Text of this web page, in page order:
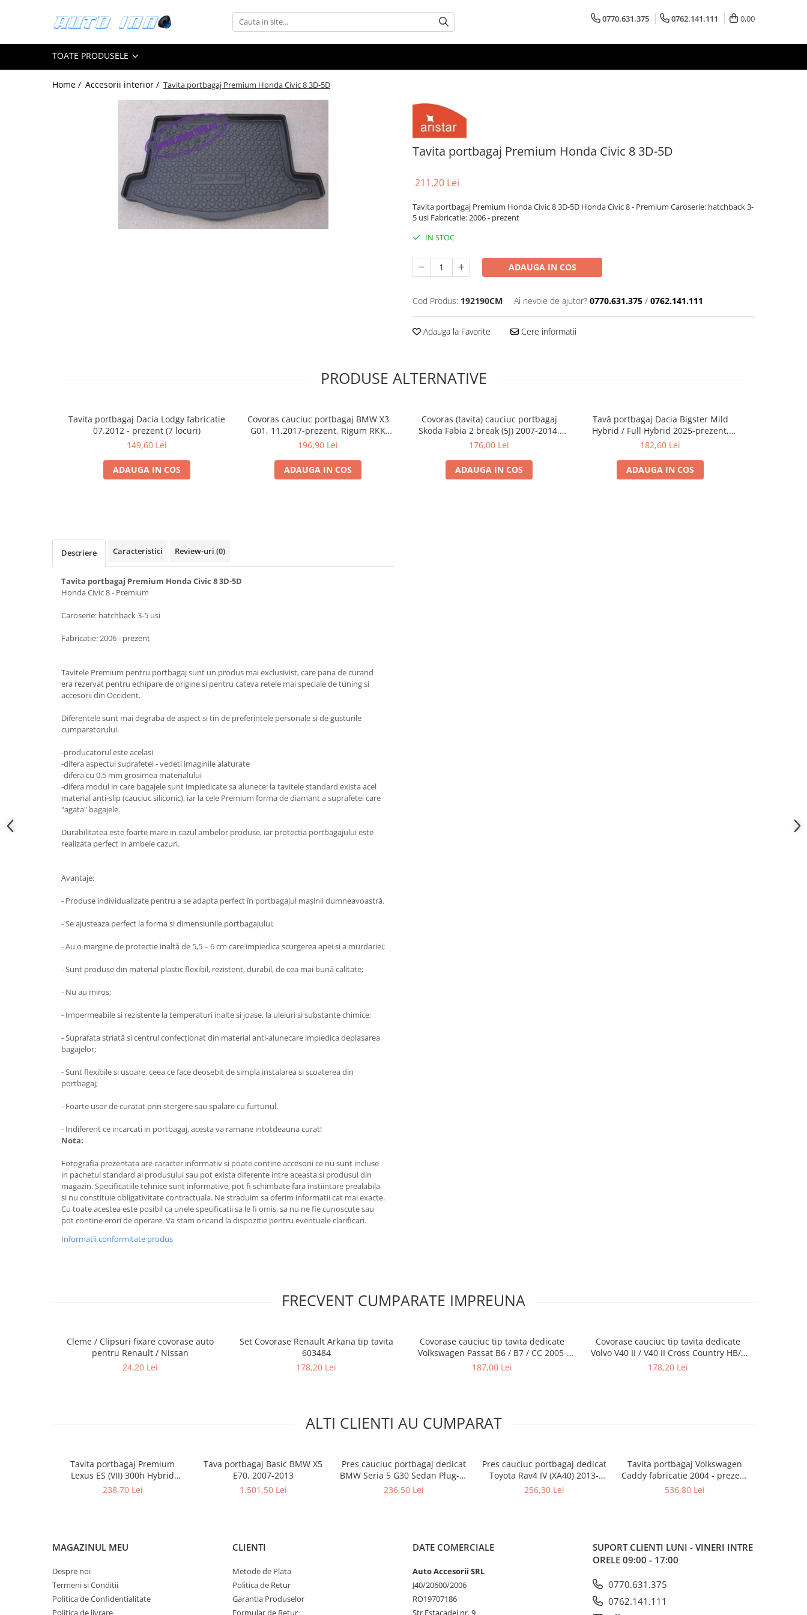
Accesorii interior
Conectori Difuzoare
Difuzoare, boxe auto coaxiale
Difuzoare-Sisteme / Componente
Electrice, Electronice Auto
Accesorii alarme auto
Alarme auto Alarme masina
Senzori parcare auto
Echipamente atelier
Instrumente Atelier
Set clipsuri auto de plastic
Amortizoare hayon
Incalzire scaune
Stergatoare auto
Paravanturi auto
Lumini ambientale
0770.631.375 0762.141.111 0,00
TOATE PRODUSELE
Home / Accesorii interior / Tavita portbagaj Premium Honda Civic 8 3D-5D
Tavita portbagaj Premium Honda Civic 8 3D-5D
211,20 Lei
Tavita portbagaj Premium Honda Civic 8 3D-5D Honda Civic 8 - Premium Caroserie: hatchback 3-
5 usi Fabricatie: 2006 - prezent
IN STOC
ADAUGA IN COS
Cod Produs: 192190CM Ai nevoie de ajutor? 0770.631.375 / 0762.141.111
Adauga la Favorite Cere informatii
PRODUSE ALTERNATIVE
Tavita portbagaj Dacia Lodgy fabricatie
07.2012 - prezent (7 locuri)
149,60 Lei
ADAUGA IN COS
Covoras cauciuc portbagaj BMW X3
G01, 11.2017-prezent, Rigum RKK
Cehia
196,90 Lei
ADAUGA IN COS
Covoras (tavita) cauciuc portbagaj
Skoda Fabia 2 break (5J) 2007-2014,
Rigum RKK
176,00 Lei
ADAUGA IN COS
Tavă portbagaj Dacia Bigster Mild
Hybrid / Full Hybrid 2025-prezent,
Guardliner™ Aristar (portbagaj mai
182,60 Lei
ADAUGA IN COS
Descriere Caracteristici Review-uri (0)
Tavita portbagaj Premium Honda Civic 8 3D-5D
Honda Civic 8 - Premium
Caroserie: hatchback 3-5 usi
Fabricatie: 2006 - prezent
Tavitele Premium pentru portbagaj sunt un produs mai exclusivist, care pana de curand
era rezervat pentru echipare de origine si pentru cateva retele mai speciale de tuning si
accesorii din Occident.
Diferentele sunt mai degraba de aspect si tin de preferintele personale si de gusturile
cumparatorului.
-producatorul este acelasi
-difera aspectul suprafetei - vedeti imaginile alaturate
-difera cu 0.5 mm grosimea materialului
-difera modul in care bagajele sunt impiedicate sa alunece: la tavitele standard exista acel
material anti-slip (cauciuc siliconic), iar la cele Premium forma de diamant a suprafetei care
"agata" bagajele.
Durabilitatea este foarte mare in cazul ambelor produse, iar protectia portbagajului este
realizata perfect in ambele cazuri.
Avantaje:
- Produse individualizate pentru a se adapta perfect în portbagajul maşinii dumneavoastră.
- Se ajusteaza perfect la forma si dimensiunile portbagajului;
- Au o margine de protectie inaltă de 5,5 – 6 cm care impiedica scurgerea apei si a murdariei;
- Sunt produse din material plastic flexibil, rezistent, durabil, de cea mai bună calitate;
- Nu au miros;
- Impermeabile si rezistente la temperaturi inalte si joase, la uleiuri si substante chimice;
- Suprafata striată si centrul confecţionat din material anti-alunecare impiedica deplasarea
bagajelor;
- Sunt flexibile si usoare, ceea ce face deosebit de simpla instalarea si scoaterea din
portbagaj;
- Foarte usor de curatat prin stergere sau spalare cu furtunul.
- Indiferent ce incarcati in portbagaj, acesta va ramane intotdeauna curat!
Nota:
Fotografia prezentata are caracter informativ si poate contine accesorii ce nu sunt incluse
in pachetul standard al produsului sau pot exista diferente intre aceasta si produsul din
magazin. Specificatiile tehnice sunt informative, pot fi schimbate fara instiintare prealabila
si nu constituie obligativitate contractuala. Ne straduim sa oferim informatii cat mai exacte.
Cu toate acestea este posibil ca unele specificatii sa le fi omis, sa nu ne fie cunoscute sau
pot contine erori de operare. Va stam oricand la dispozitie pentru eventuale clarificari.
Informatii conformitate produs
FRECVENT CUMPARATE IMPREUNA
Cleme / Clipsuri fixare covorase auto
pentru Renault / Nissan
24,20 Lei
Set Covorase Renault Arkana tip tavita
603484
178,20 Lei
Covorase cauciuc tip tavita dedicate
Volkswagen Passat B6 / B7 / CC 2005-
11.2016
187,00 Lei
Covorase cauciuc tip tavita dedicate
Volvo V40 II / V40 II Cross Country HB/5
07.2012-
178,20 Lei
ALTI CLIENTI AU CUMPARAT
Tavita portbagaj Premium
Lexus ES (VII) 300h Hybrid
09.2018-prezent
238,70 Lei
Tava portbagaj Basic BMW X5
E70, 2007-2013
1.501,50 Lei
Pres cauciuc portbagaj dedicat
BMW Seria 5 G30 Sedan Plug-in
Hybrid 2017-2023, Gledring
236,50 Lei
Pres cauciuc portbagaj dedicat
Toyota Rav4 IV (XA40) 2013-
2018, Gledring Slovenia (doar
256,30 Lei
Tavita portbagaj Volkswagen
Caddy fabricatie 2004 - prezent
(2-3 locuri - ampatament lung)
536,80 Lei
MAGAZINUL MEU
Despre noi
Termeni si Conditii
Politica de Confidentialitate
Politica de livrare
CLIENTI
Metode de Plata
Politica de Retur
Garantia Produselor
Formular de Retur
DATE COMERCIALE
Auto Accesorii SRL
J40/20600/2006
RO19707186
Str Estacadei nr. 9
SUPORT CLIENTI LUNI - VINERI INTRE
ORELE 09:00 - 17:00
0770.631.375
0762.141.111